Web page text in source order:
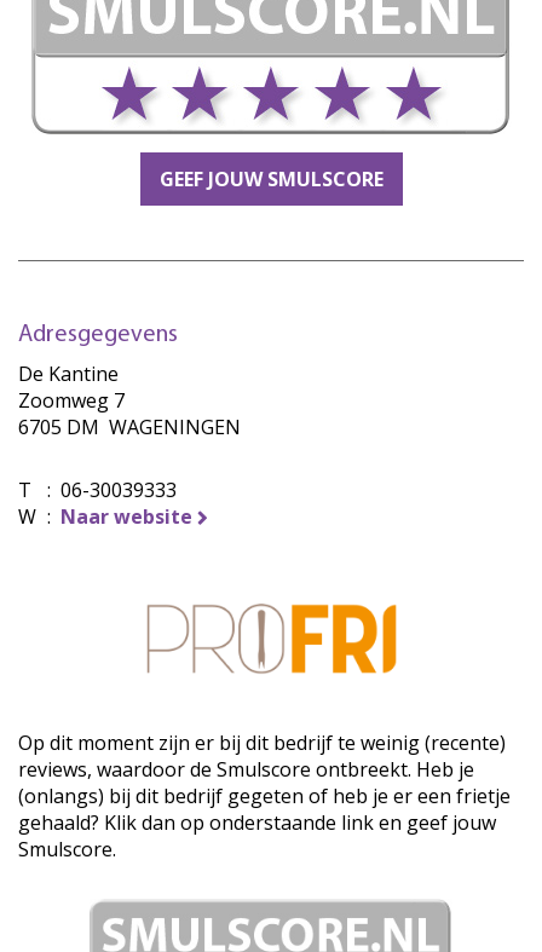
GEEF JOUW SMULSCORE
Adresgegevens
De Kantine
Zoomweg 7
6705 DM WAGENINGEN
T : 06-30039333
W : Naar website
Op dit moment zijn er bij dit bedrijf te weinig (recente)
reviews, waardoor de Smulscore ontbreekt. Heb je
(onlangs) bij dit bedrijf gegeten of heb je er een frietje
gehaald? Klik dan op onderstaande link en geef jouw
Smulscore.